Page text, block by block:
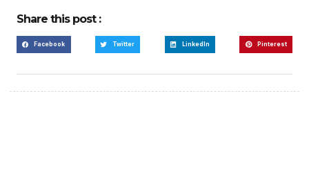
Share this post :
Facebook Twitter LinkedIn Pinterest